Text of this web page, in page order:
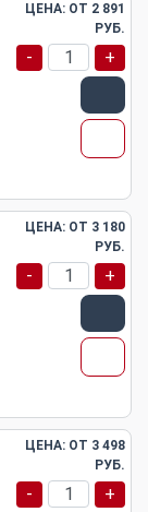
ЦЕНА: ОТ 2 891
РУБ.
- +
ЦЕНА: ОТ 3 180
РУБ.
- +
ЦЕНА: ОТ 3 498
РУБ.
- +